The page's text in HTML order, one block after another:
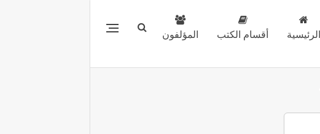
الرئيسية أقسام الكتب المؤلفون